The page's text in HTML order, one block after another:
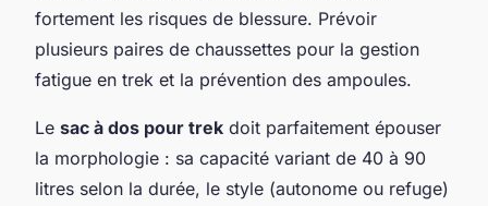
fortement les risques de blessure. Prévoir
plusieurs paires de chaussettes pour la gestion
fatigue en trek et la prévention des ampoules.
Le sac à dos pour trek doit parfaitement épouser
la morphologie : sa capacité variant de 40 à 90
litres selon la durée, le style (autonome ou refuge)